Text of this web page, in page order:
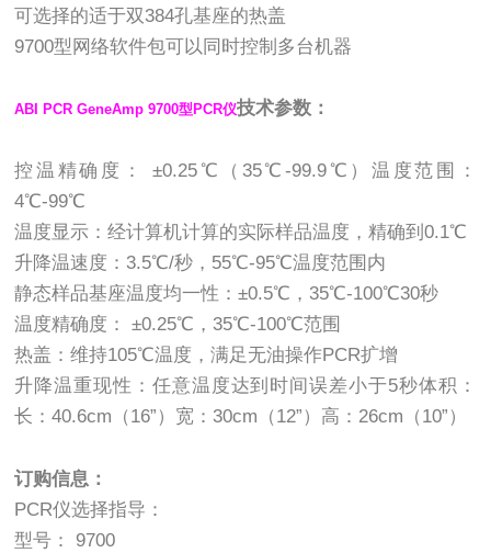
可选择的适于双384孔基座的热盖
9700型网络软件包可以同时控制多台机器
ABI PCR GeneAmp 9700型PCR仪技术参数：
控温精确度： ±0.25℃（35℃-99.9℃）温度范围：
4℃-99℃
温度显示：经计算机计算的实际样品温度，精确到0.1℃
升降温速度：3.5℃/秒，55℃-95℃温度范围内
静态样品基座温度均一性：±0.5℃，35℃-100℃30秒
温度精确度： ±0.25℃，35℃-100℃范围
热盖：维持105℃温度，满足无油操作PCR扩增
升降温重现性：任意温度达到时间误差小于5秒体积：
长：40.6cm（16”）宽：30cm（12”）高：26cm（10”）
订购信息：
PCR仪选择指导：
型号： 9700